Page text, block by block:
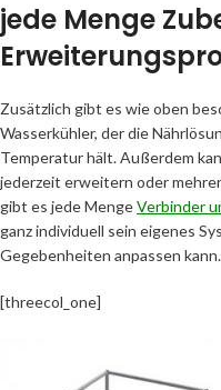
jede Menge
Zusätzlich gibt es wie oben
Wasserkühler, der die
Temperatur hält. Außerdem
jederzeit erweitern oder
gibt es jede MengeVerbinder
ganz individuell sein eigenes
Gegebenheiten anpassen kann.
[threecol_one]